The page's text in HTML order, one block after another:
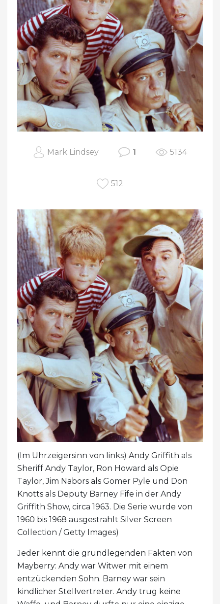
Mark Lindsey 1 5134
512
(Im Uhrzeigersinn von links) Andy Griffith als
Sheriff Andy Taylor, Ron Howard als Opie
Taylor, Jim Nabors als Gomer Pyle und Don
Knotts als Deputy Barney Fife in der Andy
Griffith Show, circa 1963. Die Serie wurde von
1960 bis 1968 ausgestrahlt Silver Screen
Collection / Getty Images)
Jeder kennt die grundlegenden Fakten von
Mayberry: Andy war Witwer mit einem
entzückenden Sohn. Barney war sein
kindlicher Stellvertreter. Andy trug keine